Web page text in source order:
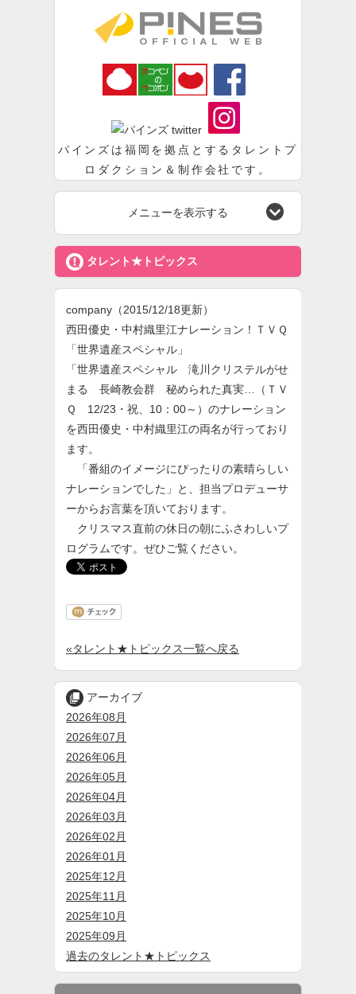
パインズは福岡を拠点とするタレントプ
ロダクション＆制作会社です。
メニューを表示する 
 タレント★トピックス
company （2015/12/18更新）
西田優史・中村織里江ナレーション！ＴＶＱ
「世界遺産スペシャル」
「世界遺産スペシャル 滝川クリステルがせ
まる 長崎教会群 秘められた真実…（ＴＶ
Ｑ 12/23・祝、10：00～）のナレーション
を西田優史・中村織里江の両名が行っており
ます。
「番組のイメージにぴったりの素晴らしい
ナレーションでした」と、担当プロデューサ
ーからお言葉を頂いております。
クリスマス直前の休日の朝にふさわしいプ
ログラムです。ぜひご覧ください。
«タレント★トピックス一覧へ戻る
 アーカイブ
2026年08月
2026年07月
2026年06月
2026年05月
2026年04月
2026年03月
2026年02月
2026年01月
2025年12月
2025年11月
2025年10月
2025年09月
過去のタレント★トピックス